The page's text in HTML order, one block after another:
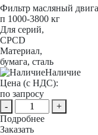
Фильтр масляный
п 1000-3800 кг
Для серий,
CPCD
Материал,
бумага, сталь
Наличие
Цена (с НДС):
по запросу
-
+
Подробнее
Заказать